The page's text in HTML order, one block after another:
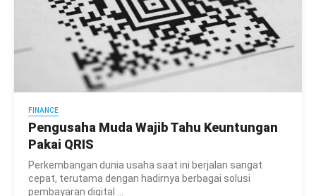
FINANCE
Pengusaha Muda Wajib Tahu Keuntungan
Pakai QRIS
Perkembangan dunia usaha saat ini berjalan sangat
cepat, terutama dengan hadirnya berbagai solusi
pembayaran digital ...